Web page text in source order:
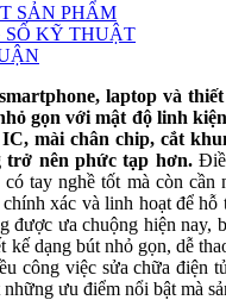
SẢN PHẨM
SỐ KỸ THUẬT
laptop và
gọn với mật độ linh
mài chân chip, cắt
trở nên phức tạp hơn.
tay nghề tốt mà còn cần
xác và linh hoạt để hỗ
được ưa chuộng hiện nay,
kế dạng bút nhỏ gọn, dễ
công việc sửa chữa điện
ưu điểm nổi bật mà